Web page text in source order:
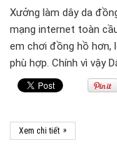
Xưởng làm dây da
mạng internet toàn
em chơi đồng hồ hơn,
phù hợp. Chính vì vậy
Xem chi tiết »